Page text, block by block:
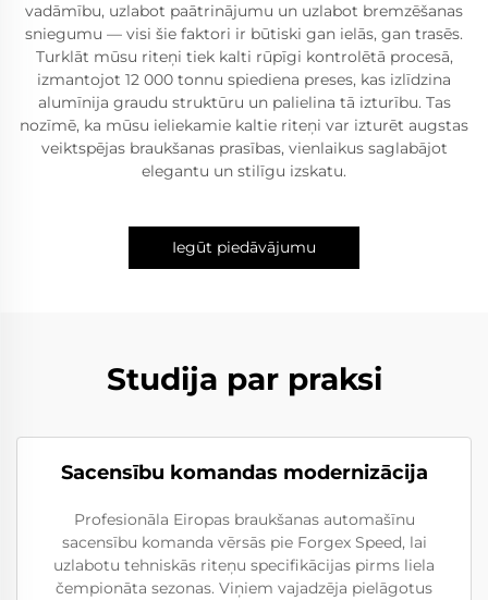
vadāmību, uzlabot paātrinājumu un uzlabot bremzēšanas
sniegumu — visi šie faktori ir būtiski gan ielās, gan trasēs.
Turklāt mūsu riteņi tiek kalti rūpīgi kontrolētā procesā,
izmantojot 12 000 tonnu spiediena preses, kas izlīdzina
alumīnija graudu struktūru un palielina tā izturību. Tas
nozīmē, ka mūsu ieliekamie kaltie riteņi var izturēt augstas
veiktspējas braukšanas prasības, vienlaikus saglabājot
elegantu un stilīgu izskatu.
Iegūt piedāvājumu
Studija par praksi
Sacensību komandas modernizācija
Profesionāla Eiropas braukšanas automašīnu
sacensību komanda vērsās pie Forgex Speed, lai
uzlabotu tehniskās riteņu specifikācijas pirms liela
čempionāta sezonas. Viņiem vajadzēja pielāgotus